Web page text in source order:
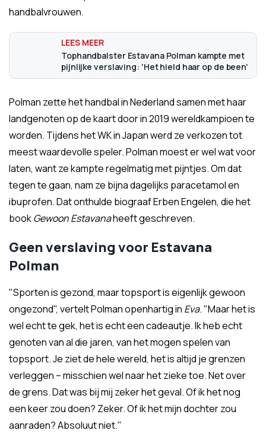
handbalvrouwen.
Tophandbalster Estavana Polman kampte met
pijnlijke verslaving: 'Het hield haar op de been'
Polman zette het handbal in Nederland samen met haar
landgenoten op de kaart door in 2019 wereldkampioen te
worden. Tijdens het WK in Japan werd ze verkozen tot
meest waardevolle speler. Polman moest er wel wat voor
laten, want ze kampte regelmatig met pijntjes. Om dat
tegen te gaan, nam ze bijna dagelijks paracetamol en
ibuprofen. Dat onthulde biograaf Erben Engelen, die het
bookGewoon Estavanaheeft geschreven.
Geen verslaving voor Estavana
Polman
"Sporten is gezond, maar topsport is eigenlijk gewoon
ongezond", vertelt Polman openhartig in Eva. "Maar het is
wel echt te gek, het is echt een cadeautje. Ik heb echt
genoten van al die jaren, van het mogen spelen van
topsport. Je ziet de hele wereld, het is altijd je grenzen
verleggen – misschien wel naar het zieke toe. Net over
de grens. Dat was bij mij zeker het geval. Of ik het nog
een keer zou doen? Zeker. Of ik het mijn dochter zou
aanraden? Absoluut niet."